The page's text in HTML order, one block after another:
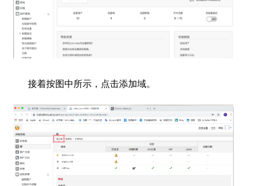
接着按图中所示，点击添加域。